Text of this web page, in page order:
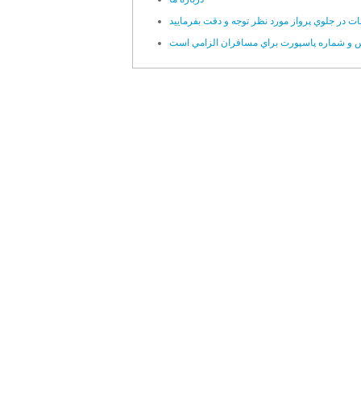
در جلوي پرواز مورد نظر توجه و دقت بفرماييد
و شماره پاسپورت براي مسافران الزامي است